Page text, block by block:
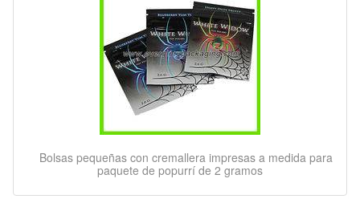
Bolsas pequeñas con cremallera impresas a medida para
paquete de popurrí de 2 gramos